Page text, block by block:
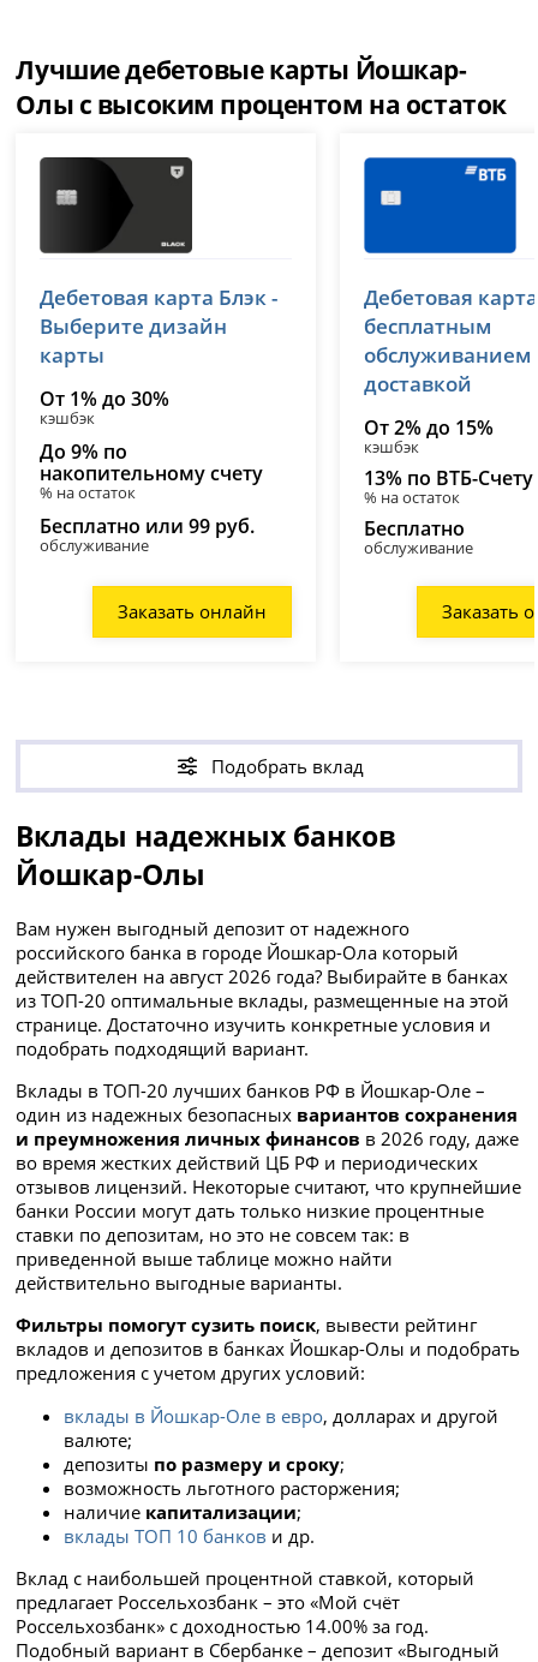
Лучшие дебетовые карты Йошкар-
Олы с высоким процентом на остаток
лицензия № 2673
Дебетовая карта Блэк -
Выберите дизайн
карты
От 1% до 30%
кэшбэк
До 9% по
накопительному счету
% на остаток
Бесплатно или 99 руб.
обслуживание
Заказать онлайн
лицензия № 1000
Дебетовая
бесплатным
обслуживанием
доставкой
От 2% до 15%
кэшбэк
13% по ВТБ-Счету
% на остаток
Бесплатно
обслуживание
Заказать
Подобрать вклад
Вклады надежных банков
Йошкар-Олы
Вам нужен выгодный депозит от надежного
российского банка в городе Йошкар-Ола который
действителен на август 2026 года? Выбирайте в банках
из ТОП-20 оптимальные вклады, размещенные на этой
странице. Достаточно изучить конкретные условия и
подобрать подходящий вариант.
Вклады в ТОП-20 лучших банков РФ в Йошкар-Оле –
один из надежных безопасных вариантов сохранения
и преумножения личных финансов в 2026 году, даже
во время жестких действий ЦБ РФ и периодических
отзывов лицензий. Некоторые считают, что крупнейшие
банки России могут дать только низкие процентные
ставки по депозитам, но это не совсем так: в
приведенной выше таблице можно найти
действительно выгодные варианты.
Фильтры помогут сузить поиск, вывести рейтинг
вкладов и депозитов в банках Йошкар-Олы и подобрать
предложения с учетом других условий:
вклады в Йошкар-Оле в евро, долларах и другой
валюте;
депозиты по размеру и сроку;
возможность льготного расторжения;
наличие капитализации;
вклады ТОП 10 банков и др.
Вклад с наибольшей процентной ставкой, который
предлагает Россельхозбанк – это «Мой счёт
Россельхозбанк» с доходностью 14.00% за год.
Подобный вариант в Сбербанке – депозит «Выгодный